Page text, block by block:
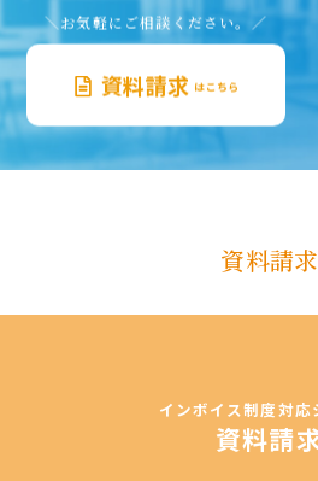
＼お気軽にご相談ください。／
資料請求 はこちら
資料請求